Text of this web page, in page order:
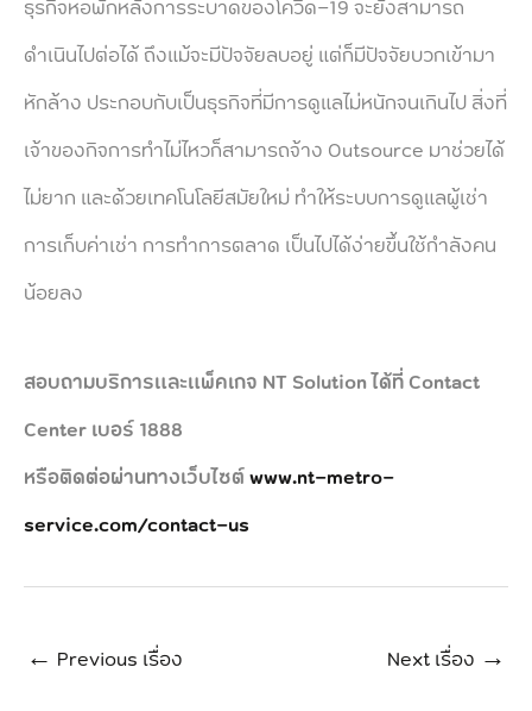
ธุรกิจหอพักหลังการระบาดของโควิด-19 จะยังสามารถ
ดำเนินไปต่อได้ ถึงแม้จะมีปัจจัยลบอยู่ แต่ก็มีปัจจัยบวกเข้ามา
หักล้าง ประกอบกับเป็นธุรกิจที่มีการดูแลไม่หนักจนเกินไป สิ่งที่
เจ้าของกิจการทำไม่ไหวก็สามารถจ้าง Outsource มาช่วยได้
ไม่ยาก และด้วยเทคโนโลยีสมัยใหม่ ทำให้ระบบการดูแลผู้เช่า
การเก็บค่าเช่า การทำการตลาด เป็นไปได้ง่ายขึ้นใช้กำลังคน
น้อยลง
สอบถามบริการและแพ็คเกจ NT Solution ได้ที่ Contact
Center เบอร์ 1888
หรือติดต่อผ่านทางเว็บไซต์www.nt-metro-
service.com/contact-us
← Previous เรื่อง Next เรื่อง →